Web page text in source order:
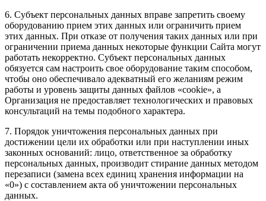
6. Субъект персональных данных вправе запретить своему
оборудованию прием этих данных или ограничить прием
этих данных. При отказе от получения таких данных или при
ограничении приема данных некоторые функции Сайта могут
работать некорректно. Субъект персональных данных
обязуется сам настроить свое оборудование таким способом,
чтобы оно обеспечивало адекватный его желаниям режим
работы и уровень защиты данных файлов «cookie», а
Организация не предоставляет технологических и правовых
консультаций на темы подобного характера.
7. Порядок уничтожения персональных данных при
достижении цели их обработки или при наступлении иных
законных оснований: лицо, ответственное за обработку
персональных данных, производит стирание данных методом
перезаписи (замена всех единиц хранения информации на
«0») с составлением акта об уничтожении персональных
данных.